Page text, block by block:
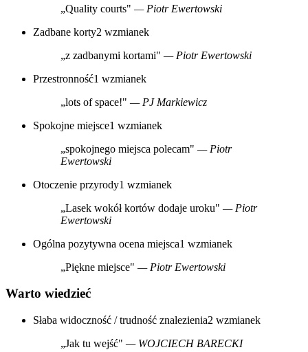
„Quality courts" — Piotr Ewertowski
Zadbane korty2 wzmianek
„z zadbanymi kortami" — Piotr Ewertowski
Przestronność1 wzmianek
„lots of space!" — PJ Markiewicz
Spokojne miejsce1 wzmianek
„spokojnego miejsca polecam" — Piotr
Ewertowski
Otoczenie przyrody1 wzmianek
„Lasek wokół kortów dodaje uroku" — Piotr
Ewertowski
Ogólna pozytywna ocena miejsca1 wzmianek
„Piękne miejsce" — Piotr Ewertowski
Warto wiedzieć
Słaba widoczność / trudność znalezienia2 wzmianek
„Jak tu wejść" — WOJCIECH BARECKI